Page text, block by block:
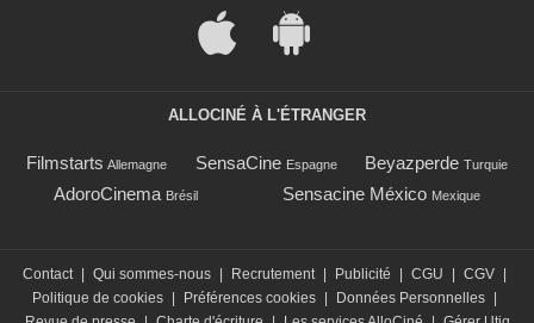
ALLOCINÉ À L'ÉTRANGER
Filmstarts Allemagne SensaCine Espagne Beyazperde Turquie
AdoroCinema Brésil Sensacine México Mexique
Contact | Qui sommes-nous | Recrutement | Publicité | CGU | CGV |
Politique de cookies | Préférences cookies | Données Personnelles |